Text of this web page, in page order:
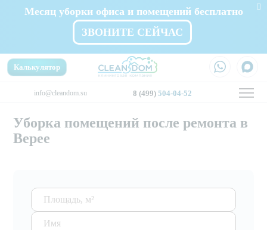
Месяц уборки офиса и помещений бесплатно
ЗВОНИТЕ СЕЙЧАС
info@cleandom.su 8 (499) 504-04-52
Калькулятор
Уборка помещений после ремонта в
Верее